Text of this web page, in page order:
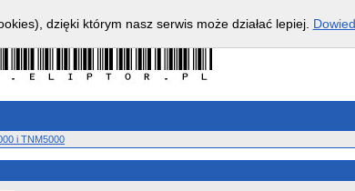
i TNM5000
dzięki którym nasz serwis może działać lepiej.